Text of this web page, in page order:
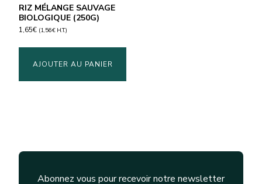
RIZ MÉLANGE SAUVAGE
BIOLOGIQUE (250G)
1,65€ (1,56€ H.T.)
AJOUTER AU PANIER
Abonnez vous pour recevoir notre newsletter